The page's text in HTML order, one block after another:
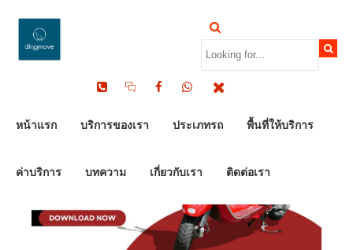
หน้าแรก บริการของเรา ประเภทรถ พื้นที่ให้บริการ
ค่าบริการ บทความ เกี่ยวกับเรา ติดต่อเรา